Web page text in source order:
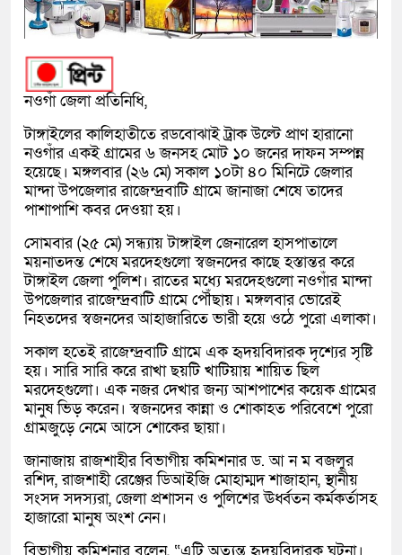
নওগাঁজেলা প্রতিনিধি,
টাঙ্গাইলের কালিহাতীতে রডবোঝাই ট্রাক উল্টে প্রাণ হারানো
নওগাঁর একই গ্রামের ৬ জনসহ মোট ১০ জনের দাফন সম্পন্ন
হয়েছে। মঙ্গলবার (২৬ মে) সকাল ১০টা ৪০ মিনিটে জেলার
মান্দা উপজেলার রাজেন্দ্রবাটি গ্রামে জানাজা শেষে তাদের
পাশাপাশি কবর দেওয়া হয়।
সোমবার (২৫ মে) সন্ধ্যায় টাঙ্গাইল জেনারেল হাসপাতালে
ময়নাতদন্ত শেষে মরদেহগুলো স্বজনদের কাছে হস্তান্তর করে
টাঙ্গাইল জেলা পুলিশ। রাতের মধ্যে মরদেহগুলো নওগাঁর মান্দা
উপজেলার রাজেন্দ্রবাটি গ্রামে পৌঁছায়। মঙ্গলবার ভোরেই
নিহতদের স্বজনদের আহাজারিতে ভারী হয়ে ওঠে পুরো এলাকা।
সকাল হতেই রাজেন্দ্রবাটি গ্রামে এক হৃদয়বিদারক দৃশ্যের সৃষ্টি
হয়। সারি সারি করে রাখা ছয়টি খাটিয়ায় শায়িত ছিল
মরদেহগুলো। এক নজর দেখার জন্য আশপাশের কয়েক গ্রামের
মানুষ ভিড় করেন। স্বজনদের কান্না ও শোকাহত পরিবেশে পুরো
গ্রামজুড়ে নেমে আসে শোকের ছায়া।
জানাজায় রাজশাহীর বিভাগীয় কমিশনার ড. আ ন ম বজলুর
রশিদ, রাজশাহী রেঞ্জের ডিআইজি মোহাম্মদ শাজাহান, স্থানীয়
সংসদ সদস্যরা, জেলা প্রশাসন ও পুলিশের ঊর্ধ্বতন কর্মকর্তাসহ
হাজারো মানুষ অংশ নেন।
বিভাগীয় কমিশনার বলেন, “এটি অত্যন্ত হৃদয়বিদারক ঘটনা।